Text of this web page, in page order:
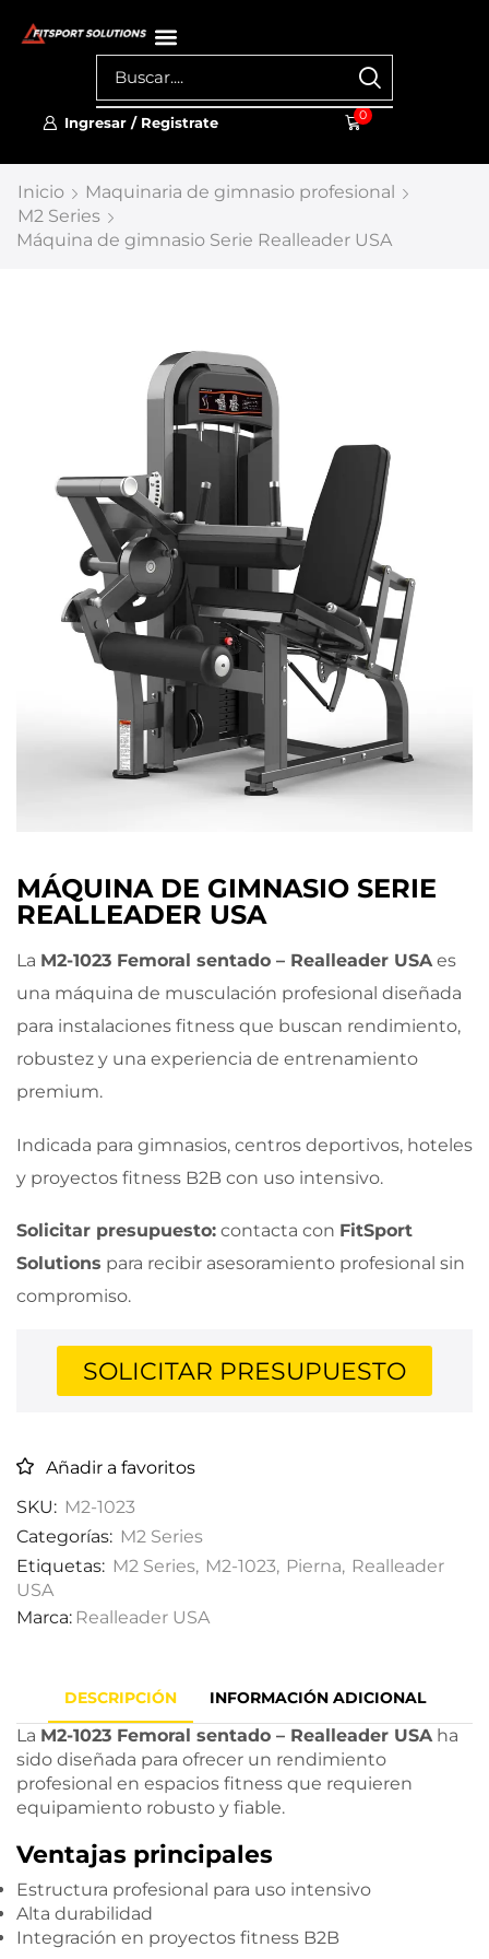
Ingresar / Registrate 0
Inicio
Maquinaria de gimnasio profesional
M2 Series
Máquina de gimnasio Serie Realleader USA
MÁQUINA DE GIMNASIO SERIE
REALLEADER USA
La M2-1023 Femoral sentado – Realleader USAes
una máquina de musculación profesional diseñada
para instalaciones fitness que buscan rendimiento,
robustez y una experiencia de entrenamiento
premium.
Indicada para gimnasios, centros deportivos, hoteles
y proyectos fitness B2B con uso intensivo.
Solicitar presupuesto: contacta con FitSport
Solutions para recibir asesoramiento profesional sin
compromiso.
SOLICITAR PRESUPUESTO
Añadir a favoritos
SKU: M2-1023
Categorías: M2 Series
Etiquetas: M2 Series, M2-1023, Pierna, Realleader
USA
Marca: Realleader USA
DESCRIPCIÓN INFORMACIÓN ADICIONAL
La M2-1023 Femoral sentado – Realleader USA ha
sido diseñada para ofrecer un rendimiento
profesional en espacios fitness que requieren
equipamiento robusto y fiable.
Ventajas principales
Estructura profesional para uso intensivo
Alta durabilidad
Integración en proyectos fitness B2B